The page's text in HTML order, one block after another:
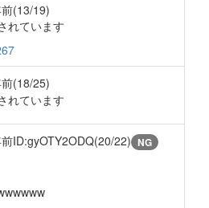
(13/19)
れています
(18/25)
れています
ID:gyOTY2ODQ(20/22) NG